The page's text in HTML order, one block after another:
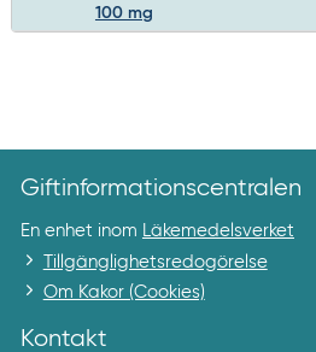
100 mg
Giftinformationscentralen
En enhet inom Läkemedelsverket
Tillgänglighetsredogörelse
Om Kakor (Cookies)
Kontakt